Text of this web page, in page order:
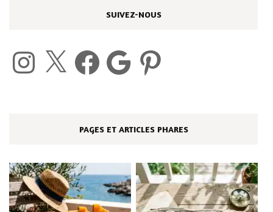
SUIVEZ-NOUS
Instagram Facebook Google Pinterest
PAGES ET ARTICLES PHARES